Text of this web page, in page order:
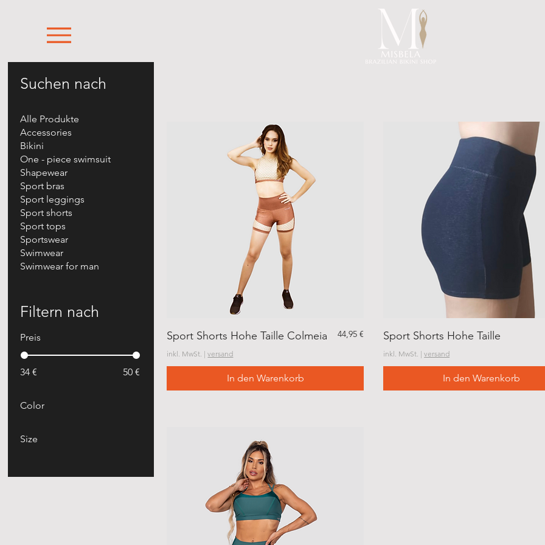
Suchen nach
Alle Produkte
Accessories
Bikini
One - piece swimsuit
Shapewear
Sport bras
Sport leggings
Sport shorts
Sport tops
Sportswear
Swimwear
Swimwear for man
Filtern nach
Preis
34 € 50 €
Color
Size
Medium
Sport Shorts Hohe Taille Colmeia Preis
44,95 €
inkl. MwSt. |versand
In den Warenkorb
Sport Shorts Hohe Taille
inkl. MwSt. |versand
In den Warenkorb